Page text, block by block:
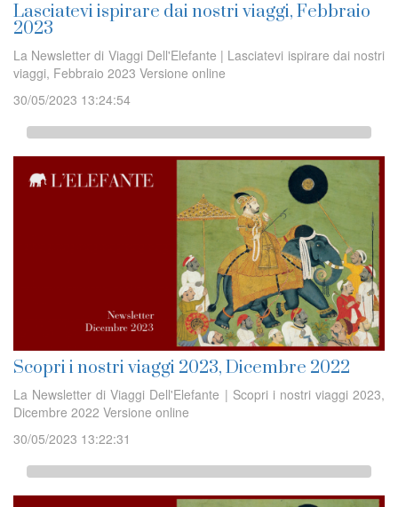
Lasciatevi ispirare dai nostri viaggi, Febbraio
2023
La Newsletter di Viaggi Dell'Elefante | Lasciatevi ispirare dai nostri
viaggi, Febbraio 2023 Versione online
30/05/2023 13:24:54
Scopri i nostri viaggi 2023, Dicembre 2022
La Newsletter di Viaggi Dell'Elefante | Scopri i nostri viaggi 2023,
Dicembre 2022 Versione online
30/05/2023 13:22:31